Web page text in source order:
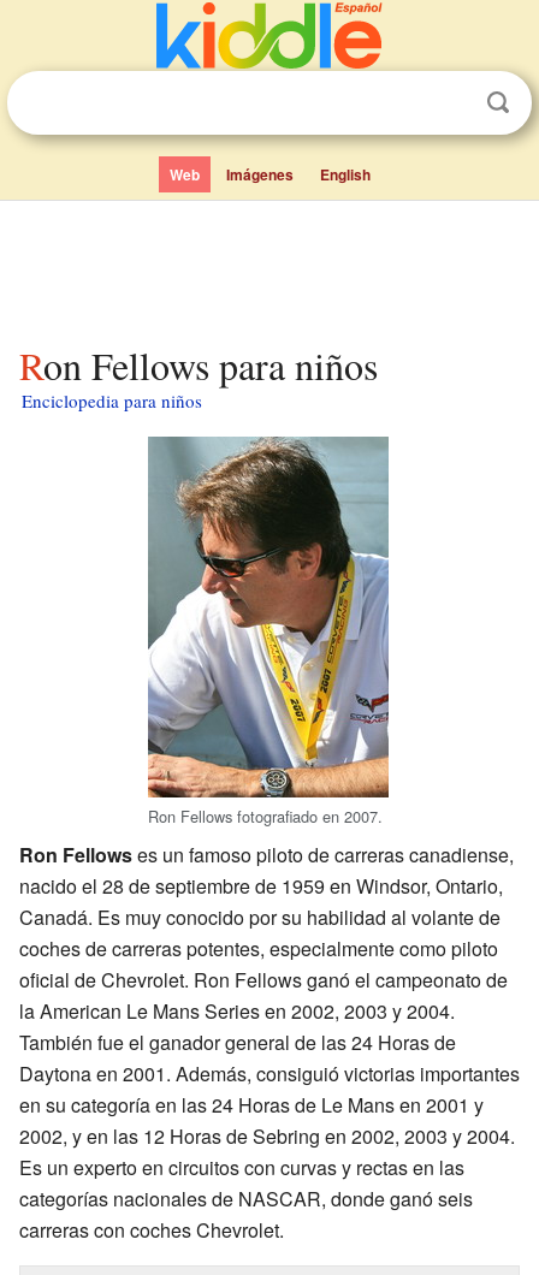
Web Imágenes English
Ron Fellows para niños
Enciclopedia para niños
Ron Fellows fotografiado en 2007.
Ron Fellowses un famoso piloto de carreras canadiense,
nacido el 28 de septiembre de 1959 en Windsor, Ontario,
Canadá. Es muy conocido por su habilidad al volante de
coches de carreras potentes, especialmente como piloto
oficial de Chevrolet. Ron Fellows ganó el campeonato de
la American Le Mans Series en 2002, 2003 y 2004.
También fue el ganador general de las 24 Horas de
Daytona en 2001. Además, consiguió victorias importantes
en su categoría en las 24 Horas de Le Mans en 2001 y
2002, y en las 12 Horas de Sebring en 2002, 2003 y 2004.
Es un experto en circuitos con curvas y rectas en las
categorías nacionales de NASCAR, donde ganó seis
carreras con coches Chevrolet.